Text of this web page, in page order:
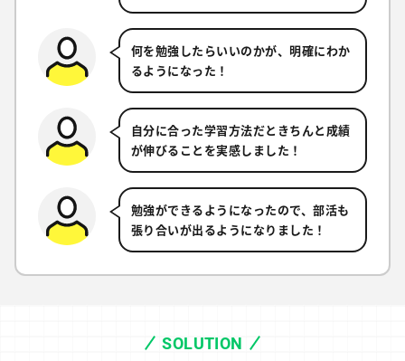
何を勉強したらいいのかが、明確にわか
るようになった！
自分に合った学習方法だときちんと成績
が伸びることを実感しました！
勉強ができるようになったので、部活も
張り合いが出るようになりました！
SOLUTION